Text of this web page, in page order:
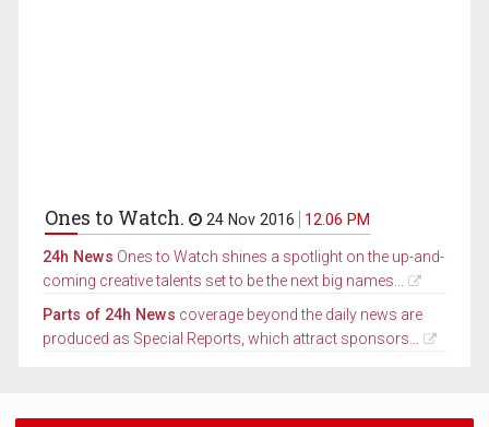
Ones to Watch. 24 Nov 2016 12.06 PM
24h News Ones to Watch shines a spotlight on the up-and-
coming creative talents set to be the next big names...
Parts of 24h News coverage beyond the daily news are
produced as Special Reports, which attract sponsors...